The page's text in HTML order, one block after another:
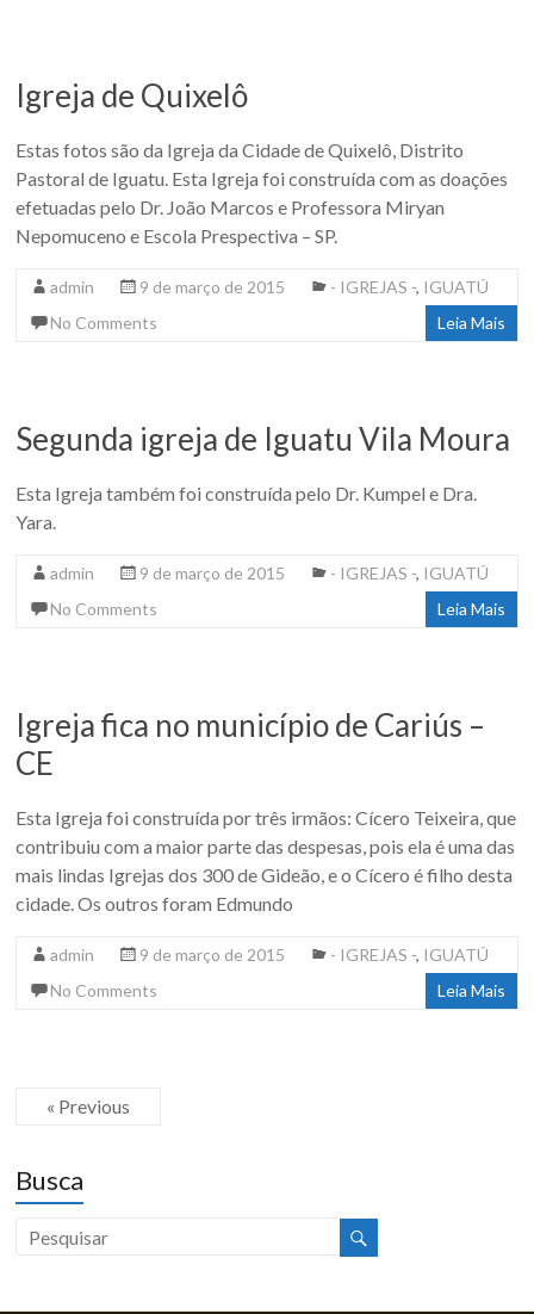
Igreja de Quixelô
Estas fotos são da Igreja da Cidade de Quixelô, Distrito
Pastoral de Iguatu. Esta Igreja foi construída com as doações
efetuadas pelo Dr. João Marcos e Professora Miryan
Nepomuceno e Escola Prespectiva – SP.
admin 9 de março de 2015 - IGREJAS -, IGUATÚ
No Comments
Leia Mais
Segunda igreja de Iguatu Vila Moura
Esta Igreja também foi construída pelo Dr. Kumpel e Dra.
Yara.
admin 9 de março de 2015 - IGREJAS -, IGUATÚ
No Comments
Leia Mais
Igreja fica no município de Cariús –
CE
Esta Igreja foi construída por três irmãos: Cícero Teixeira, que
contribuiu com a maior parte das despesas, pois ela é uma das
mais lindas Igrejas dos 300 de Gideão, e o Cícero é filho desta
cidade. Os outros foram Edmundo
admin 9 de março de 2015 - IGREJAS -, IGUATÚ
No Comments
Leia Mais
« Previous
Busca